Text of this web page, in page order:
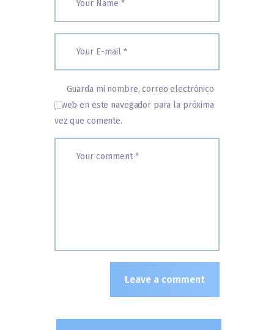
Guarda mi nombre, correo electrónico
y web en este navegador para la próxima
vez que comente.